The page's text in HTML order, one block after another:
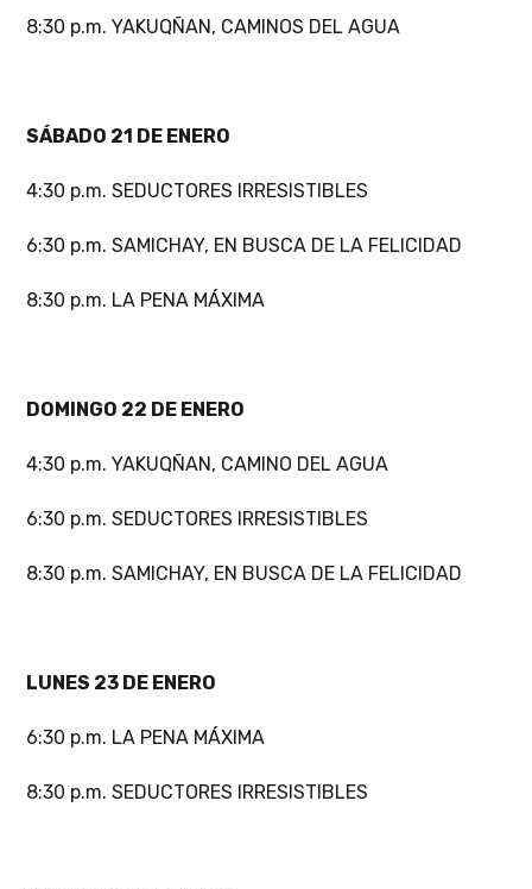
8:30 p.m. YAKUQÑAN, CAMINOS DEL AGUA
SÁBADO 21 DE ENERO
4:30 p.m. SEDUCTORES IRRESISTIBLES
6:30 p.m. SAMICHAY, EN BUSCA DE LA FELICIDAD
8:30 p.m. LA PENA MÁXIMA
DOMINGO 22 DE ENERO
4:30 p.m. YAKUQÑAN, CAMINO DEL AGUA
6:30 p.m. SEDUCTORES IRRESISTIBLES
8:30 p.m. SAMICHAY, EN BUSCA DE LA FELICIDAD
LUNES 23 DE ENERO
6:30 p.m. LA PENA MÁXIMA
8:30 p.m. SEDUCTORES IRRESISTIBLES